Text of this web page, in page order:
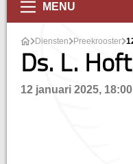
MENU
Diensten Preekrooster
Ds. L.
12 januari 2025,